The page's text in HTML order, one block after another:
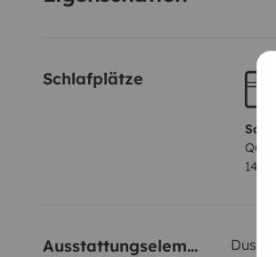
forma diferente. Sem horários
agora e venha viver a Madeira
Schlafplätze
Ausstattungselemente